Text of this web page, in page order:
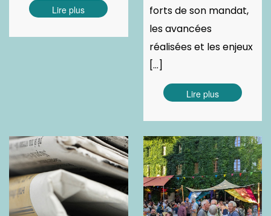
Lire plus
forts de son mandat,
les avancées
réalisées et les enjeux
[...]
Lire plus